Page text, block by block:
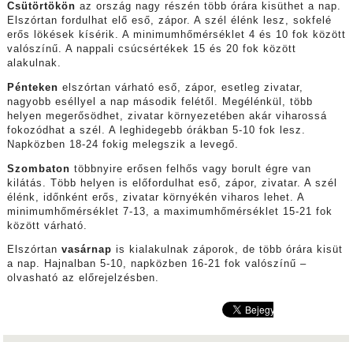
Csütörtökön az ország nagy részén több órára kisüthet a nap.
Elszórtan fordulhat elő eső, zápor. A szél élénk lesz, sokfelé
erős lökések kísérik. A minimumhőmérséklet 4 és 10 fok között
valószínű. A nappali csúcsértékek 15 és 20 fok között
alakulnak.
Pénteken elszórtan várható eső, zápor, esetleg zivatar,
nagyobb eséllyel a nap második felétől. Megélénkül, több
helyen megerősödhet, zivatar környezetében akár viharossá
fokozódhat a szél. A leghidegebb órákban 5-10 fok lesz.
Napközben 18-24 fokig melegszik a levegő.
Szombaton többnyire erősen felhős vagy borult égre van
kilátás. Több helyen is előfordulhat eső, zápor, zivatar. A szél
élénk, időnként erős, zivatar környékén viharos lehet. A
minimumhőmérséklet 7-13, a maximumhőmérséklet 15-21 fok
között várható.
Elszórtan vasárnap is kialakulnak záporok, de több órára kisüt
a nap. Hajnalban 5-10, napközben 16-21 fok valószínű –
olvasható az előrejelzésben.